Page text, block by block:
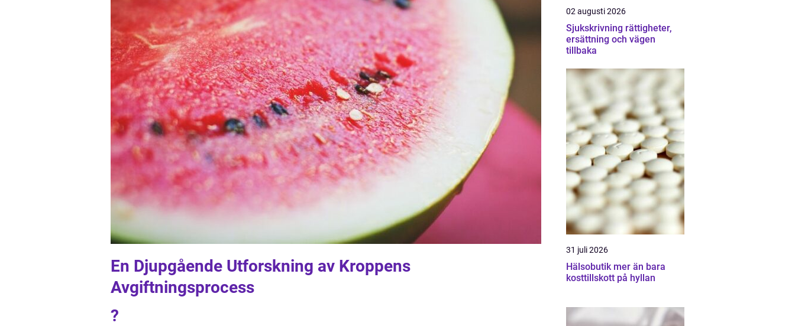
En Djupgående Utforskning av Kroppens
Avgiftningsprocess
?
02 augusti 2026
Sjukskrivning rättigheter,
ersättning och vägen
tillbaka
31 juli 2026
Hälsobutik mer än bara
kosttillskott på hyllan